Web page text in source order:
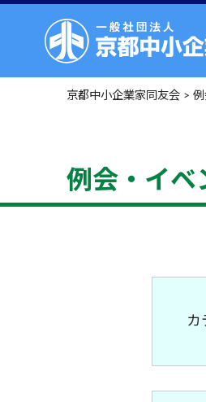
京都中小企業家同友会 >
例会・イベ
カ